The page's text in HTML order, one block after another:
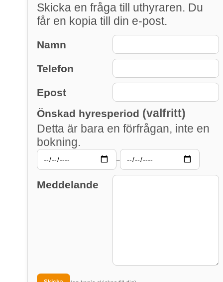
Skicka en fråga till uthyraren. Du
får en kopia till din e-post.
Namn
Telefon
Epost
Önskad hyresperiod (valfritt)
Detta är bara en förfrågan, inte en
bokning.
–
Meddelande